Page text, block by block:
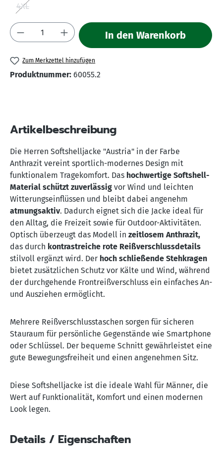
4XL
Produkt Anzahl: Gib den gewünschten
In den Warenkorb
Zum Merkzettel hinzufügen
Produktnummer: 60055.2
Artikelbeschreibung
Die Herren Softshelljacke "Austria" in der Farbe
Anthrazit vereint sportlich-modernes Design mit
funktionalem Tragekomfort. Das hochwertige Softshell-
Material schützt zuverlässig vor Wind und leichten
Witterungseinflüssen und bleibt dabei angenehm
atmungsaktiv. Dadurch eignet sich die Jacke ideal für
den Alltag, die Freizeit sowie für Outdoor-Aktivitäten.
Optisch überzeugt das Modell in zeitlosem Anthrazit,
das durch kontrastreiche rote Reißverschlussdetails
stilvoll ergänzt wird. Der hoch schließende Stehkragen
bietet zusätzlichen Schutz vor Kälte und Wind, während
der durchgehende Frontreißverschluss ein einfaches An-
und Ausziehen ermöglicht.
Mehrere Reißverschlusstaschen sorgen für sicheren
Stauraum für persönliche Gegenstände wie Smartphone
oder Schlüssel. Der bequeme Schnitt gewährleistet eine
gute Bewegungsfreiheit und einen angenehmen Sitz.
Diese Softshelljacke ist die ideale Wahl für Männer, die
Wert auf Funktionalität, Komfort und einen modernen
Look legen.
Details / Eigenschaften